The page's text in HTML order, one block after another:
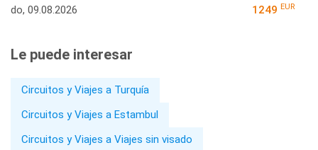
do, 09.08.2026 1249 EUR
Le puede interesar
Circuitos y Viajes a Turquía
Circuitos y Viajes a Estambul
Circuitos y Viajes a Viajes sin visado